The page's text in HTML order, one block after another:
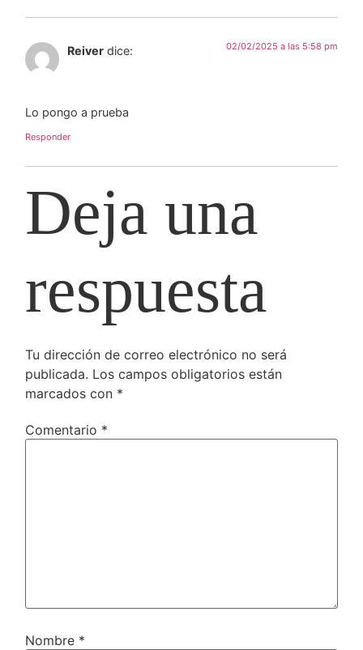
Reiver dice: 02/02/2025 a las 5:58 pm
Lo pongo a prueba
Responder
Deja una
respuesta
Tu dirección de correo electrónico no será
publicada. Los campos obligatorios están
marcados con *
Comentario *
Nombre *